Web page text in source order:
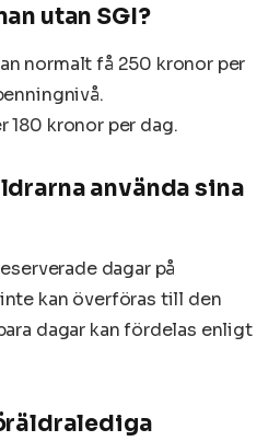
utan SGI?
normalt få 250 kronor per
180 kronor per dag.
använda sina
dagar på
kan överföras till den
dagar kan fördelas enligt